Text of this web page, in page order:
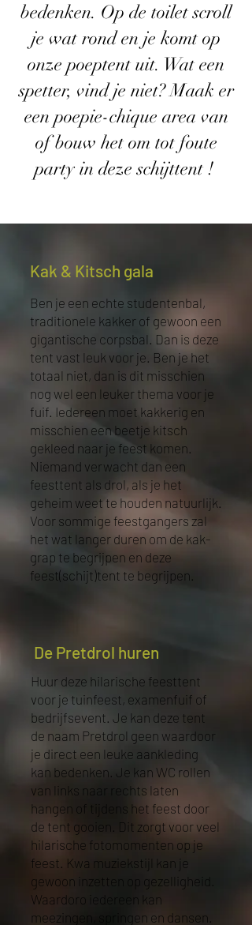
bedenken. Op de toilet scroll
je wat rond en je komt op
onze poeptent uit. Wat een
spetter, vind je niet? Maak er
een poepie-chique area van
of bouw het om tot foute
party in deze schijttent !
Ben je een echte studentenbal,
traditionele kakker of gewoon een
gigantische corpsbal. Dan is deze
tent vast leuk voor je. Ben je het
totaal niet, dan is dit misschien
nog wel een leuker thema voor je
fuif. Iedereen moet kakkerig en
misschien een beetje kitsch
gekleed naar je feest komen.
Niemand verwacht dan een
feesttent als drol, als je het
geheim weet te houden natuurlijk.
Voor sommige feestgangers zal
het wat langer duren om de kak-
grap te begrijpen en deze
feest(schijt)tent te begrijpen.
Kak & Kitsch gala
Huur deze hilarische feesttent
voor je tuinfeest, examenfuif of
bedrijfsevent. Je kan deze tent
de naam Pretdrol geen waardoor
je direct een leuke aankleding
kan bedenken. Je kan WC rollen
van links naar rechts laten
hangen of tijdens het feest door
de tent gooien. Dit zorgt voor veel
hilarische fotomomenten op je
feest. Kwa muziekstijl kan je
gewoon inzetten op gezelligheid.
Waardoro iedereen kan
meezingen, springen en dansen.
De Pretdrol huren